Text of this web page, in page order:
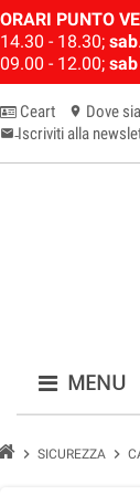
ORARI PUNTO
14.30 - 18.30; sab
09.00 - 12.00; sab
Ceart location_on Dove
email-
Iscriviti alla
MENU
chevron_right SICUREZZA chevron_right